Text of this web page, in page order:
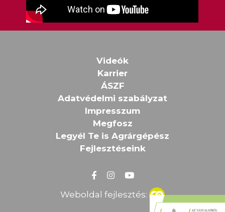
Videók
Karrier
ÁSZF
Adatvédelmi szabályzat
Impresszum
Megfosz
Legyél Te is Agrárgépész
Fejlesztéseink
Weboldal fejlesztés: